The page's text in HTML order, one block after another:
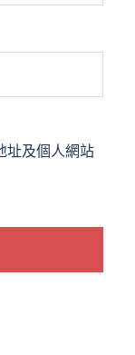
址及個人網站